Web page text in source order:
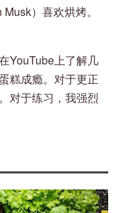
）喜欢烘烤。
YouTube上了解几
糕成瘾。对于更正
对于练习，我强烈